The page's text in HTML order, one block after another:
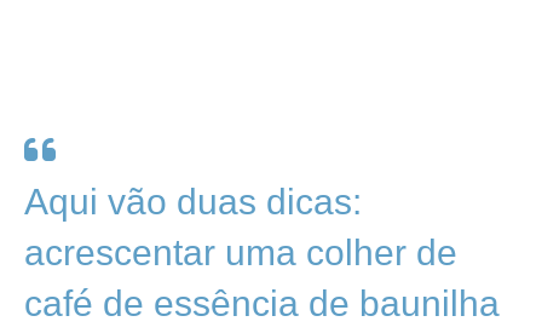
Aqui vão duas dicas:
acrescentar uma colher de
café de essência de baunilha